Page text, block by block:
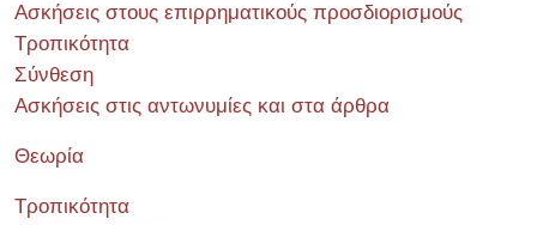
Ασκήσεις στους επιρρηματικούς προσδιορισμούς
Τροπικότητα
Σύνθεση
Ασκήσεις στις αντωνυμίες και στα άρθρα
Θεωρία
Τροπικότητα